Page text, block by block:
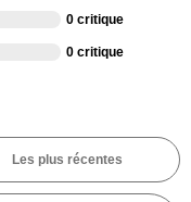
0 critique
0 critique
Les plus récentes